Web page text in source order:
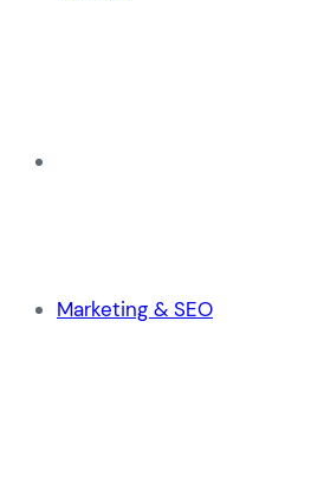
Marketing & SEO